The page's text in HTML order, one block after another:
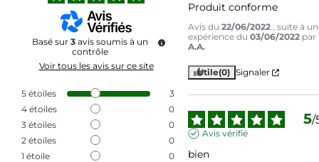
Basé sur 3 avis soumis à un
contrôle
Voir tous les avis sur ce site
5 étoiles
3
4 étoiles
0
3 étoiles
0
2 étoiles
0
1 étoile 0
Produit conforme
Avis du22/06/2022 , suite à
expérience du03/06/2022 par
A.A.
Utile(0) Signaler
5/
Avis vérifié
bien